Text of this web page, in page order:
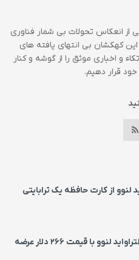
انعکاس تحولات بی شمار فناوری
کهکشان بی انتهای یافته های
و اخباری موثق را از گوشه و کنار
خود قرار دهیم.
از کارت حافظه یک ترابایتی
مانیتور خمیده و اولتراواید لنوو با قیمت ۲۶۶ دلار عرضه